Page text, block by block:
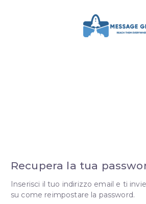
Recupera la tua
Inserisci il tuo indirizzo email e ti
su come reimpostare la password.